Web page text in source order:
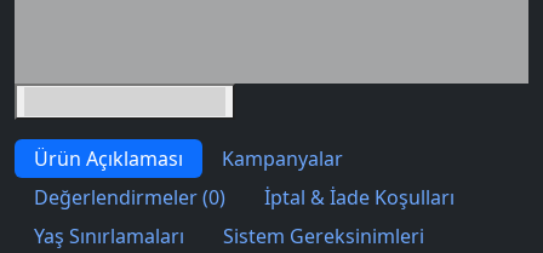
Ürün Açıklaması
Kampanyalar
Değerlendirmeler (0)
İptal & İade Koşulları
Yaş Sınırlamaları
Sistem Gereksinimleri